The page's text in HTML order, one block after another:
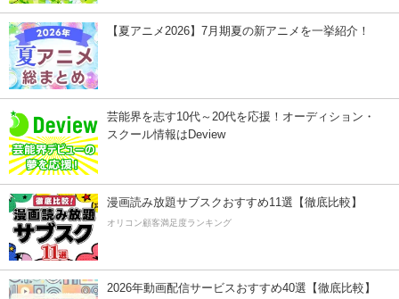
【夏アニメ2026】7月期夏の新アニメを一挙紹介！
芸能界を志す10代～20代を応援！オーディション・
スクール情報はDeview
漫画読み放題サブスクおすすめ11選【徹底比較】
オリコン顧客満足度ランキング
2026年動画配信サービスおすすめ40選【徹底比較】